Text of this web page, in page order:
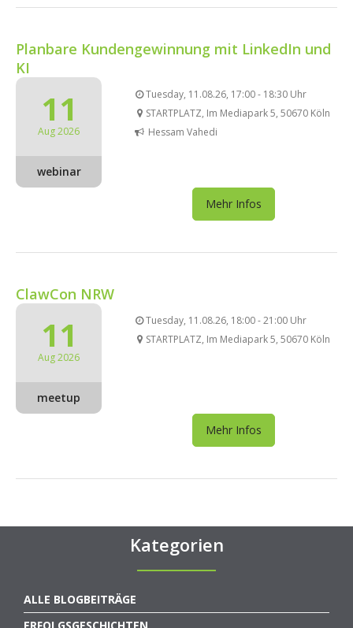
Planbare Kundengewinnung mit LinkedIn und
KI
11
Aug 2026
webinar
Tuesday, 11.08.26, 17:00 - 18:30 Uhr
STARTPLATZ, Im Mediapark 5, 50670 Köln
Hessam Vahedi
Mehr Infos
ClawCon NRW
11
Aug 2026
meetup
Tuesday, 11.08.26, 18:00 - 21:00 Uhr
STARTPLATZ, Im Mediapark 5, 50670 Köln
Mehr Infos
Kategorien
ALLE BLOGBEITRÄGE